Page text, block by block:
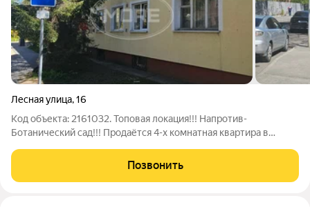
Лесная улица,16
Код объекта: 2161032. Топовая локация!!! Напротив-
Ботанический сад!!! Продаётся 4-х комнатная квартира в
ул. Лесная, д.16, Ориентир: ул. Гайдара, ул. Горького, ул.
Озерная. Выгодное предложение
Позвонить